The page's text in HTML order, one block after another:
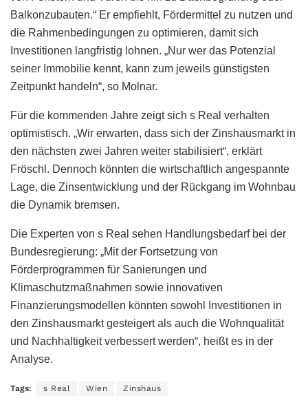
Balkonzubauten.“ Er empfiehlt, Fördermittel zu nutzen und
die Rahmenbedingungen zu optimieren, damit sich
Investitionen langfristig lohnen. „Nur wer das Potenzial
seiner Immobilie kennt, kann zum jeweils günstigsten
Zeitpunkt handeln“, so Molnar.
Für die kommenden Jahre zeigt sich s Real verhalten
optimistisch. „Wir erwarten, dass sich der Zinshausmarkt in
den nächsten zwei Jahren weiter stabilisiert“, erklärt
Fröschl. Dennoch könnten die wirtschaftlich angespannte
Lage, die Zinsentwicklung und der Rückgang im Wohnbau
die Dynamik bremsen.
Die Experten von s Real sehen Handlungsbedarf bei der
Bundesregierung: „Mit der Fortsetzung von
Förderprogrammen für Sanierungen und
Klimaschutzmaßnahmen sowie innovativen
Finanzierungsmodellen könnten sowohl Investitionen in
den Zinshausmarkt gesteigert als auch die Wohnqualität
und Nachhaltigkeit verbessert werden“, heißt es in der
Analyse.
Tags: s Real Wien Zinshaus